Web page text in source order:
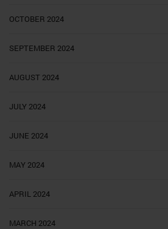
OCTOBER 2024
SEPTEMBER 2024
AUGUST 2024
JULY 2024
JUNE 2024
MAY 2024
APRIL 2024
MARCH 2024